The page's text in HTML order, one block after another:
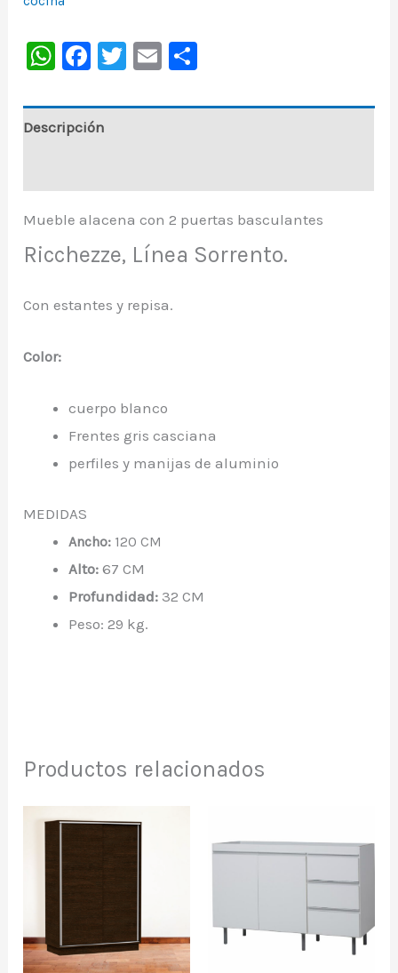
WhatsApp
Facebook
Twitter
Email
Descripción
Mueble alacena con 2 puertas basculantes
Ricchezze, Línea Sorrento.
Con estantes y repisa.
Color:
cuerpo blanco
Frentes gris casciana
perfiles y manijas de aluminio
MEDIDAS
Ancho: 120 CM
Alto: 67 CM
Profundidad: 32 CM
Peso: 29 kg.
Productos relacionados